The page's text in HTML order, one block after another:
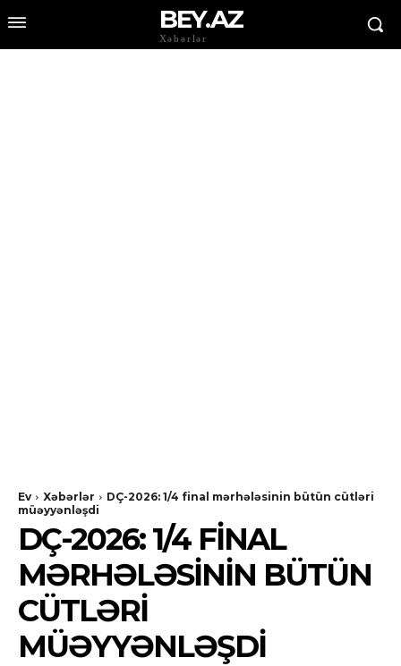
BEY.AZ
Xəbərlər
Ev Xəbərlər
DÇ-2026: 1/4 final mərhələsinin bütün cütləri
müəyyənləşdi
DÇ-2026: 1/4 FINAL
MƏRHƏLƏSININ BÜTÜN
CÜTLƏRI
MÜƏYYƏNLƏŞDI